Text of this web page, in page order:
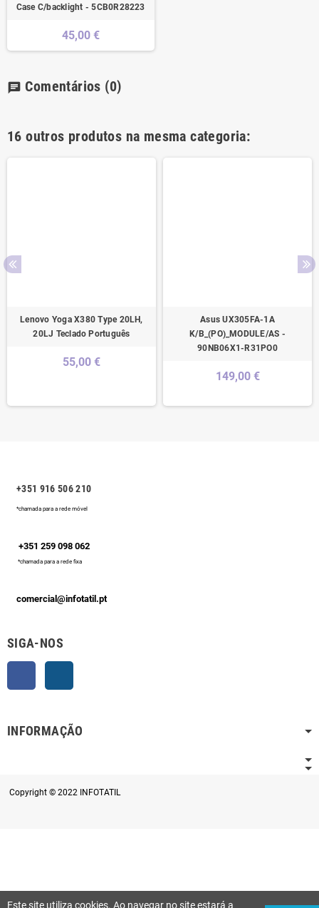
Case C/backlight - 5CB0R28223
45,00 €
chat Comentários (0)
16 outros produtos na mesma categoria:
Lenovo Yoga X380 Type 20LH,
20LJ Teclado Português
55,00 €
Asus UX305FA-1A
K/B_(PO)_MODULE/AS -
90NB06X1-R31PO0
149,00 €
+351 916 506 210
*chamada para a rede móvel
+351 259 098 062
*chamada para a rede fixa
comercial@infotatil.pt
SIGA-NOS
INFORMAÇÃO
Copyright © 2022 INFOTATIL
Este site utiliza cookies. Ao navegar no site estará a